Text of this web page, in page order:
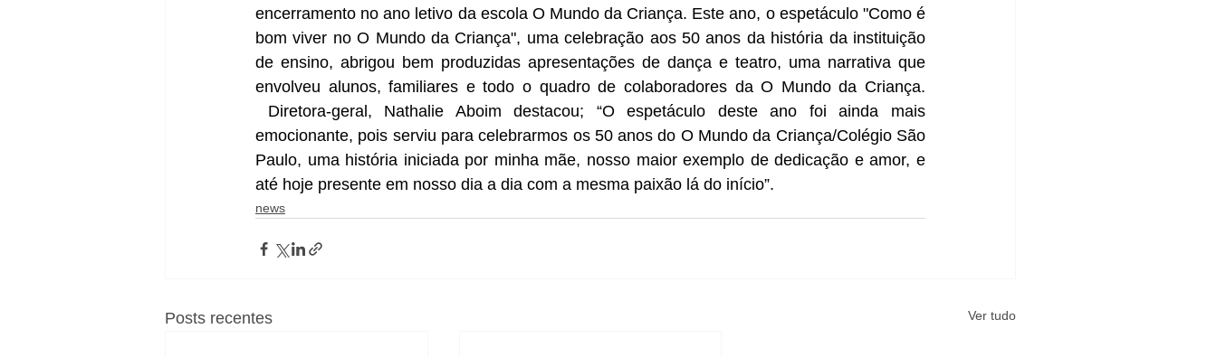
encerramento no ano letivo da escola O Mundo da Criança. Este ano, o espetáculo "Como é
bom viver no O Mundo da Criança", uma celebração aos 50 anos da história da instituição
de ensino, abrigou bem produzidas apresentações de dança e teatro, uma narrativa que
envolveu alunos, familiares e todo o quadro de colaboradores da O Mundo da Criança.
Diretora-geral, Nathalie Aboim destacou; “O espetáculo deste ano foi ainda mais
emocionante, pois serviu para celebrarmos os 50 anos do O Mundo da Criança/Colégio São
Paulo, uma história iniciada por minha mãe, nosso maior exemplo de dedicação e amor, e
até hoje presente em nosso dia a dia com a mesma paixão lá do início”.
news
Posts recentes Ver tudo